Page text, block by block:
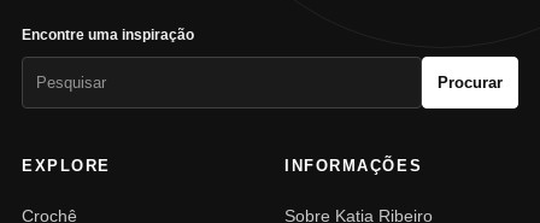
Encontre uma inspiração
Procurar
EXPLORE
Crochê
INFORMAÇÕES
Sobre Katia Ribeiro